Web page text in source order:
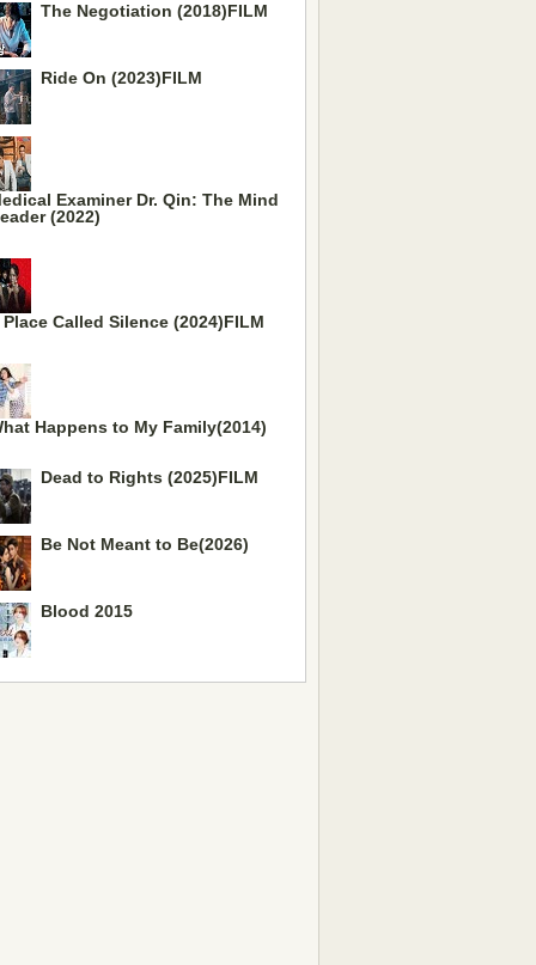
The Negotiation (2018)FILM
Ride On (2023)FILM
Examiner Dr. Qin: The Mind
(2022)
Place Called Silence (2024)FILM
Happens to My Family(2014)
Dead to Rights (2025)FILM
Be Not Meant to Be(2026)
Blood 2015